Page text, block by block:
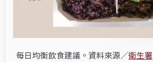
每日均衡飲食建議。資料來源／衛生署